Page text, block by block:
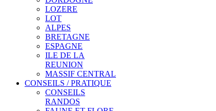
LOZERE
LOT
ALPES
BRETAGNE
ESPAGNE
ILE DE LA
REUNION
MASSIF CENTRAL
CONSEILS / PRATIQUE
CONSEILS
RANDOS